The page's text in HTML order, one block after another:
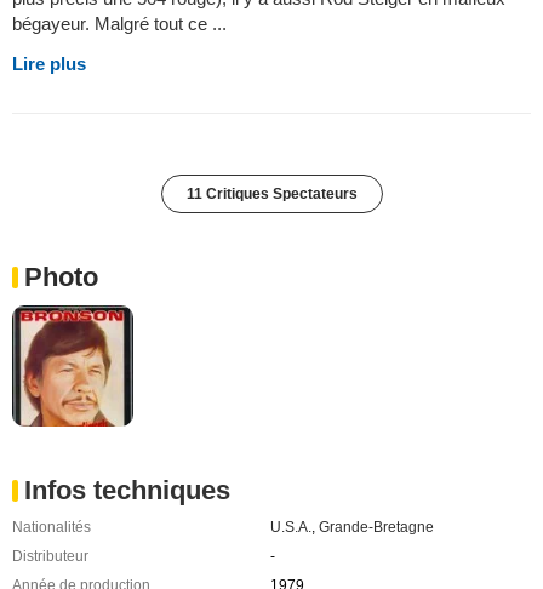
bégayeur. Malgré tout ce ...
Lire plus
11 Critiques Spectateurs
Photo
Infos techniques
Nationalités U.S.A.
Grande-Bretagne
Distributeur
-
Année de production
1979